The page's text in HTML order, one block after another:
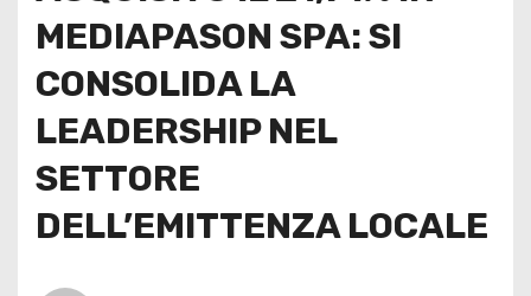
MEDIAPASON SPA: SI
CONSOLIDA LA
LEADERSHIP NEL
SETTORE
DELL’EMITTENZA LOCALE